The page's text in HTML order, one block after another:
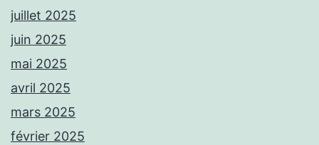
juillet 2025
juin 2025
mai 2025
avril 2025
mars 2025
février 2025